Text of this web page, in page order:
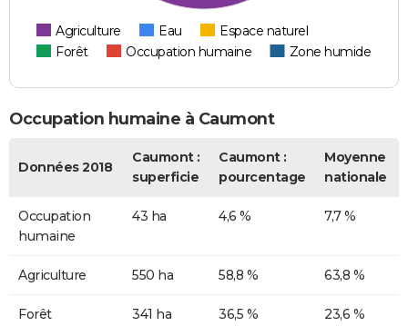
Agriculture Eau
Espace naturel
Forêt
Occupation humaine Zone humide
Occupation humaine à Caumont
Données 2018
Caumont :
superficie
Caumont :
pourcentage
Moyenne
nationale
Occupation
humaine
43 ha 4,6 % 7,7 %
Agriculture 550 ha 58,8 % 63,8 %
Forêt 341 ha 36,5 % 23,6 %